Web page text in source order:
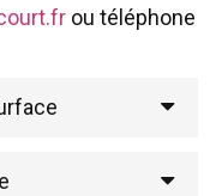
ou téléphone